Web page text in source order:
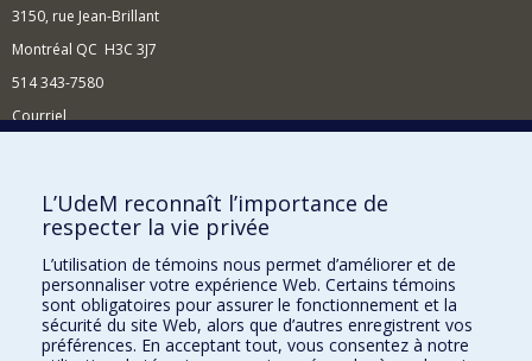
3150, rue Jean-Brillant
Montréal QC H3C 3J7
514 343-7580
Courriel
Comment soutenir le Centre?
BESOIN D'AIDE?
Plan du site
Signaler une erreur
Accessibilité
L’UdeM reconnaît l’importance de
respecter la vie privée
L’utilisation de témoins nous permet d’améliorer et de
personnaliser votre expérience Web. Certains témoins
sont obligatoires pour assurer le fonctionnement et la
sécurité du site Web, alors que d’autres enregistrent vos
préférences. En acceptant tout, vous consentez à notre